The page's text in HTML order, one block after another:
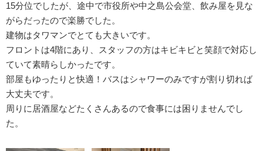
15分位でしたが、途中で市役所や中之島公会堂、飲み屋を見な
がらだったので楽勝でした。
建物はタワマンでとても大きいです。
フロントは4階にあり、スタッフの方はキビキビと笑顔で対応し
ていて素晴らしかったです。
部屋もゆったりと快適！バスはシャワーのみですが割り切れば
大丈夫です。
周りに居酒屋などたくさんあるので食事には困りませんでし
た。